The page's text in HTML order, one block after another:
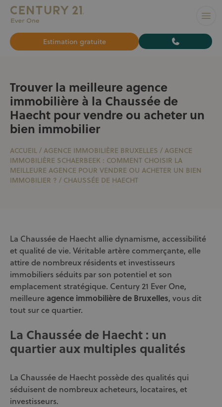
L’AGENCE N°1 À BRUXELLES pour vendre ou louer
Estimation gratuite
Trouver la meilleure agence
immobilière à la Chaussée de
Haecht pour vendre ou acheter un
bien immobilier
ACCUEIL / AGENCE IMMOBILIÈRE BRUXELLES / AGENCE
IMMOBILIÈRE SCHAERBEEK : COMMENT CHOISIR LA
MEILLEURE AGENCE POUR VENDRE OU ACHETER UN BIEN
IMMOBILIER ? / CHAUSSÉE DE HAECHT
La Chaussée de Haecht allie dynamisme, accessibilité
et qualité de vie. Véritable artère commerçante, elle
attire de nombreux résidents et investisseurs
immobiliers séduits par son potentiel et son
emplacement stratégique. Century 21 Ever One,
meilleure agence immobilière de Bruxelles, vous dit
tout sur ce quartier.
La Chaussée de Haecht : un
quartier aux multiples qualités
La Chaussée de Haecht possède des qualités qui
séduisent de nombreux acheteurs, locataires, et
investisseurs.